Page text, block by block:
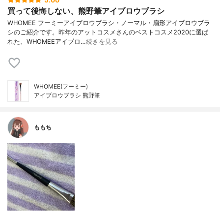
買って後悔しない、熊野筆アイブロウブラシ
WHOMEE フーミーアイブロウブラシ・ノーマル・扇形アイブロウブラ
シのご紹介です。昨年のアットコスメさんのベストコスメ2020に選ば
れた、WHOMEEアイブロ…続きを見る
WHOMEE(フーミー)
アイブロウブラシ 熊野筆
ももち